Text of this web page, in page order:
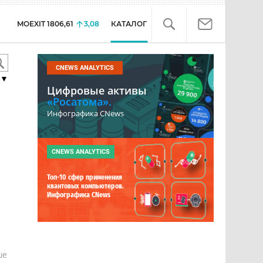
MOEXIT 1806,61 3,08 КАТАЛОГ
CNEWS ANALYTICS
Цифровые активы
«Росатома».
Инфографика CNews
CNEWS ANALYTICS
Топ-10 сфер применения
квантовых компьютеров.
Инфографика CNews